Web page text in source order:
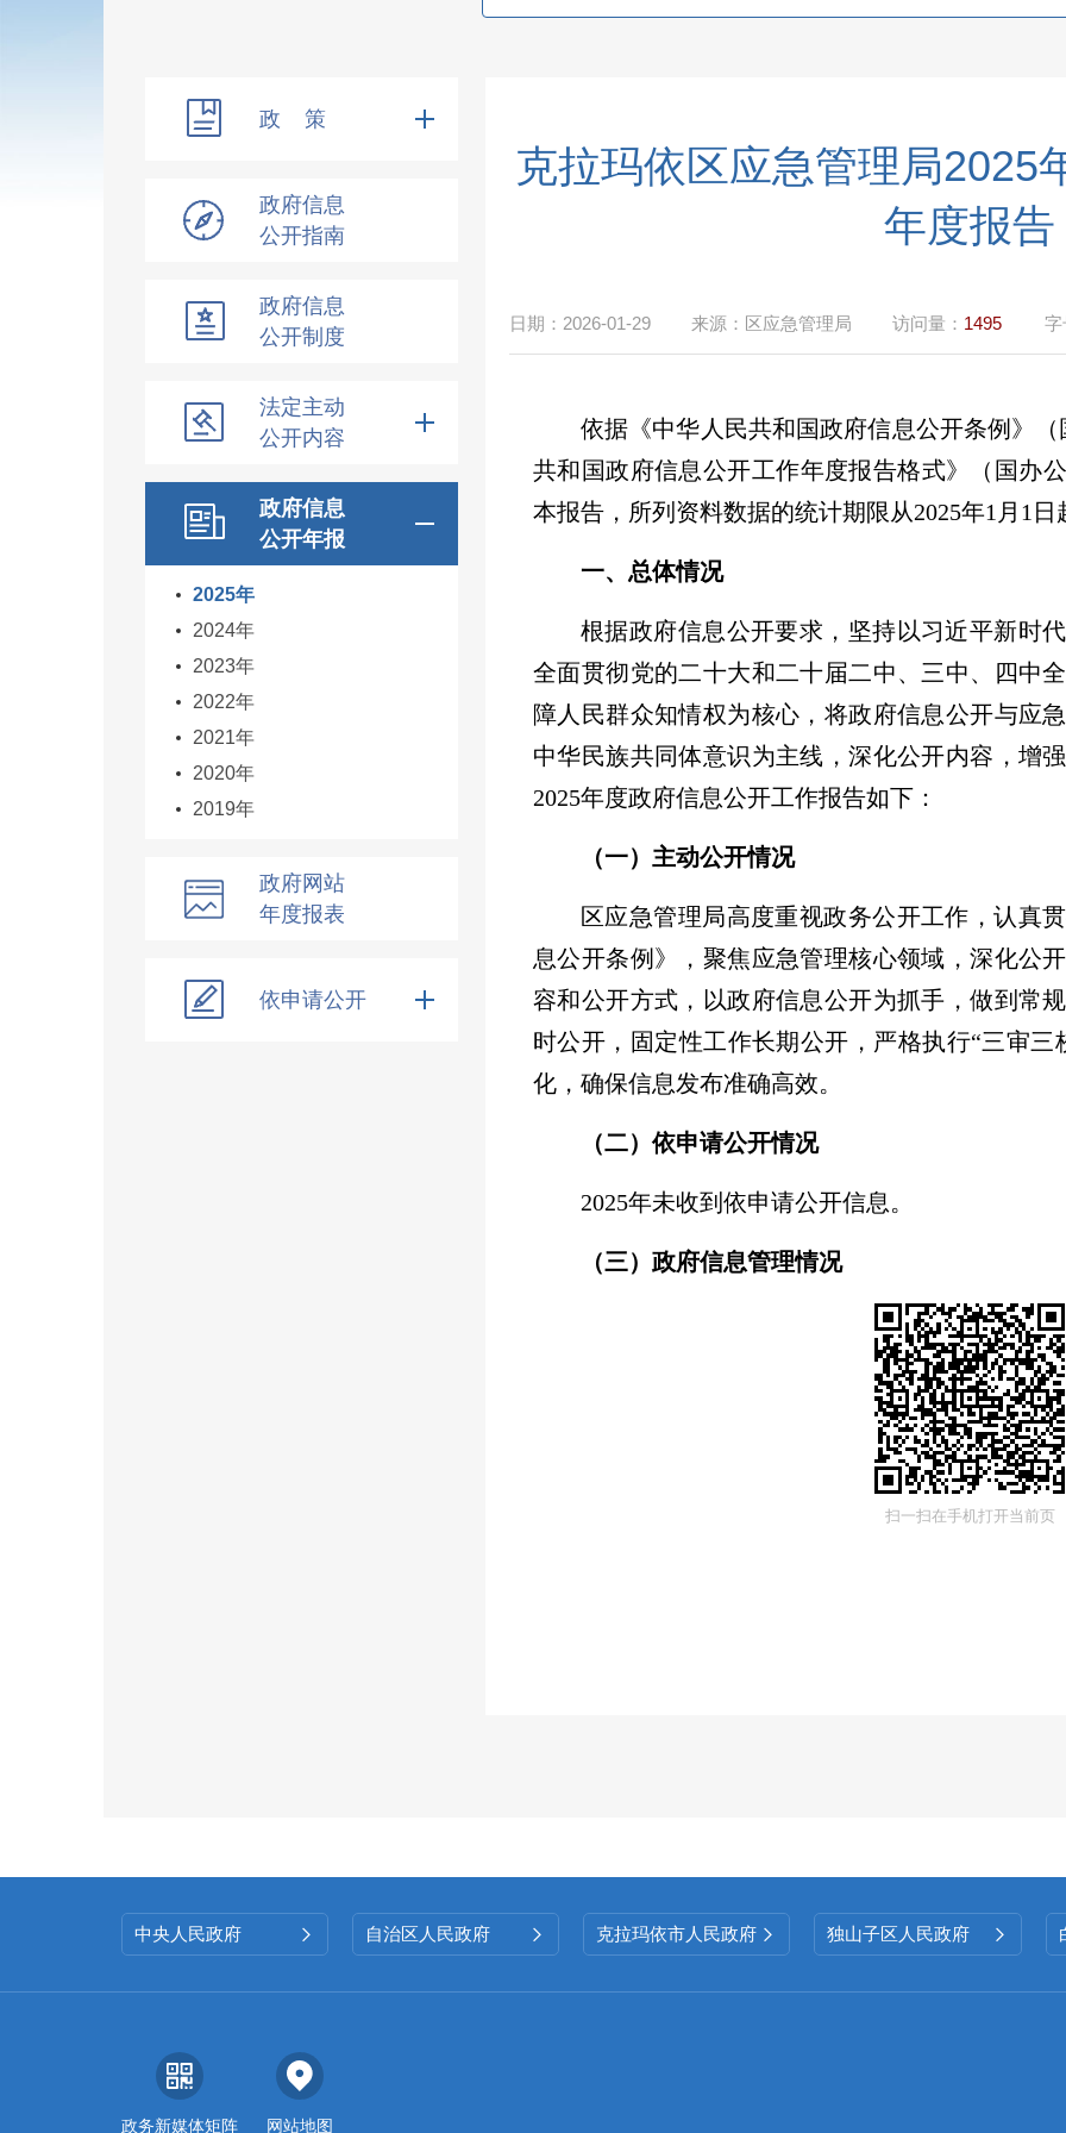
政 策
政府信息
公开指南
政府信息
公开制度
法定主动
公开内容
政府信息
公开年报
2025年
2024年
2023年
2022年
2021年
2020年
2019年
政府网站
年度报表
依申请公开
克拉玛依区应急管理局2025
年度报告
日期： 2026-01-29 来源： 区应急管理局 访问量： 1495 字
依据《中华人民共和国政府信息公开条例》（
共和国政府信息公开工作年度报告格式》（国办
本报告，所列资料数据的统计期限从2025年1 月 1 日
一、总体情况
根据政府信息公开要求，坚持以习近平新时
全面贯彻党的二十大和二十届二中、三中、四中
障人民群众知情权为核心，将政府信息公开与应
中华民族共同体意识为主线，深化公开内容，增
2025年度政府信息公开工作报告如下：
（一）主动公开情况
区应急管理局高度重视政务公开工作，认真
息公开条例》，聚焦应急管理核心领域，深化公
容和公开方式，以政府信息公开为抓手，做到常
时公开，固定性工作长期公开，严格执行“三审三
化，确保信息发布准确高效。
（二）依申请公开情况
2025年未收到依申请公开信息。
（三） 政府信息管理情况
严格按照《中华人民共和国政府信息公开条
流程规范、合规；明确公开范围、方式和申请渠
“办公室初审、分管
25条，未发生失泄
责”的原则明确工作职责，确保政府信息公开工作有
为全面推进政务公开工作力度，除了按照政
况作为监督检查的重点内容，将主动公开政府信
扫一扫在手机打开当前页
中央人民政府  自治区人民政府  克拉玛依市人民政府  独山子区人民政府 
政务新媒体矩阵 网站地图